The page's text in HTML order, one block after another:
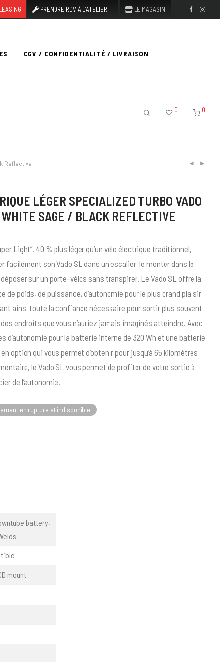
PRENDRE RDV À L’ATELIER LE MAGASIN
CGV / CONFIDENTIALITÉ / LIVRAISON
0 0
Reflective
LÉGER SPECIALIZED TURBO VADO
SAGE / BLACK REFLECTIVE
Light”. 40 % plus léger qu’un vélo électrique traditionnel,
facilement son Vado SL dans un escalier, le monter dans le
sur un porte-vélos sans transpirer. Le Vado SL offre la
de poids, de puissance, d’autonomie pour le plus grand plaisir
ainsi toute la confiance nécessaire pour sortir plus souvent
endroits que vous n’auriez jamais imaginés atteindre. Avec
d’autonomie pour la batterie interne de 320 Wh et une batterie
option qui vous permet d’obtenir pour jusqu’à 65 kilométres
le Vado SL vous permet de profiter de votre sortie à
de l’autonomie.
en rupture et indisponible.
battery,
mount